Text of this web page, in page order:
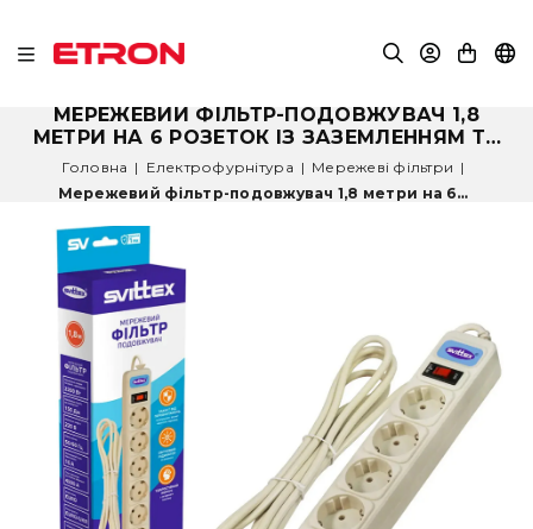
МЕРЕЖЕВИЙ ФІЛЬТР-ПОДОВЖУВАЧ 1,8
МЕТРИ НА 6 РОЗЕТОК ІЗ ЗАЗЕМЛЕННЯМ ТА
ВИМИКАЧЕМ SVITTEX
Головна | Електрофурнітура | Мережеві фільтри |
Мережевий фільтр-подовжувач 1,8 метри на 6...